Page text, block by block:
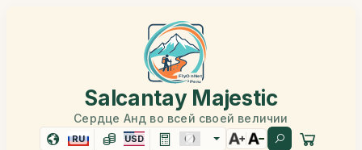
Salcantay Majestic
Сердце Анд во всей своей величии
RU USD